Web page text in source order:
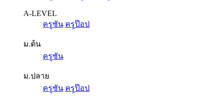
A-LEVEL
ครูซัน ครูป๊อป
ม.ต้น
ครูซัน
ม.ปลาย
ครูซัน ครูป๊อป